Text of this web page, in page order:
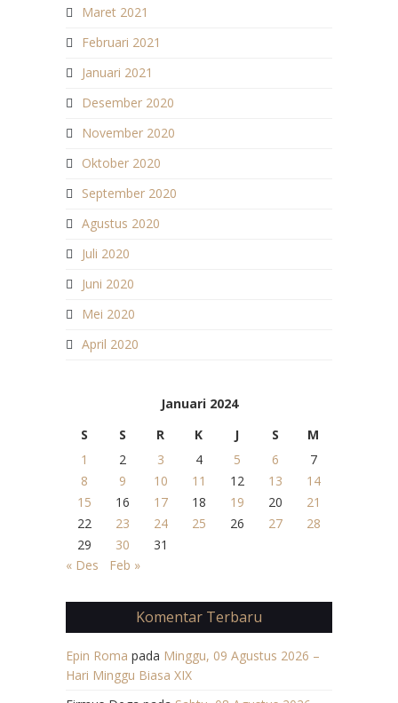
Maret 2021
Februari 2021
Januari 2021
Desember 2020
November 2020
Oktober 2020
September 2020
Agustus 2020
Juli 2020
Juni 2020
Mei 2020
April 2020
Januari 2024
S
S R K J S
M
1
2 3 4 5 6
7
8
9 10 11 12 13
14
15
16 17 18 19 20
21
22
23 24 25 26 27
28
29
30
31
« Des
Feb »
Komentar Terbaru
Epin Roma pada Minggu, 09 Agustus 2026 –
Hari Minggu Biasa XIX